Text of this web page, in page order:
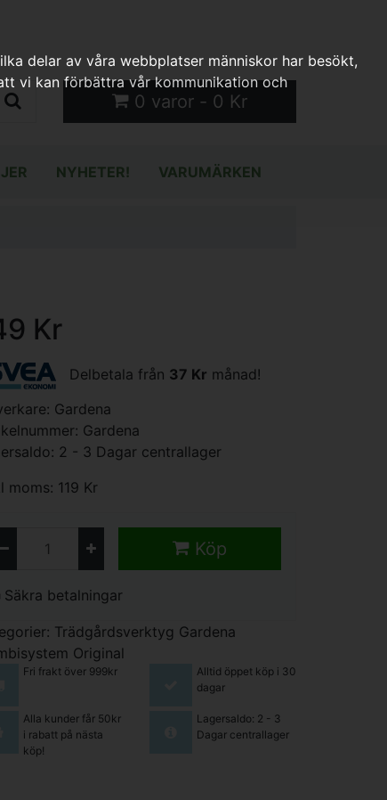
0 varor - 0 Kr
NYHETER! VARUMÄRKEN
Kr
Delbetala från 37 Kr månad!
Gardena
Gardena
2 - 3 Dagar centrallager
moms: 119 Kr
Köp
Säkra betalningar
Trädgårdsverktyg Gardena
Original
Fri frakt över 999kr
Alltid öppet köp i 30
dagar
Alla kunder får 50kr
i rabatt på nästa
köp!
Lagersaldo: 2 - 3
Dagar centrallager
delar av våra webbplatser människor har besökt,
vi kan förbättra vår kommunikation och